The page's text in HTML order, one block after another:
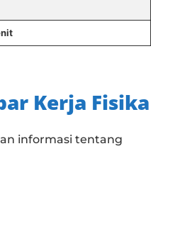
Kerja Fisika
informasi tentang